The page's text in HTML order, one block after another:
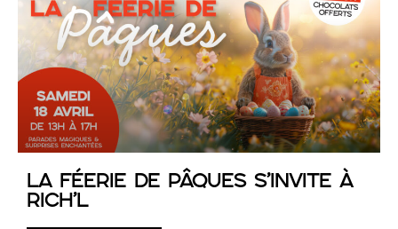
La Féerie de Pâques s’invite à
RICH’L